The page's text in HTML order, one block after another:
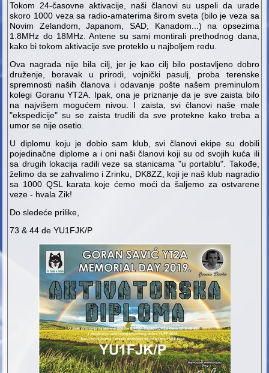
Tokom 24-časovne aktivacije, naši članovi su uspeli da urade
skoro 1000 veza sa radio-amaterima širom sveta (bilo je veza sa
Novim Zelandom, Japanom, SAD, Kanadom...) na opsezima
1.8MHz do 18MHz. Antene su sami montirali prethodnog dana,
kako bi tokom aktivacije sve proteklo u najboljem redu.
Ova nagrada nije bila cilj, jer je kao cilj bilo postavljeno dobro
druženje, boravak u prirodi, vojnički pasulj, proba terenske
spremnosti naših članova i odavanje pošte našem preminulom
kolegi Goranu YT2A. Ipak, ona je priznanje da je sve zaista bilo
na najvišem mogućem nivou. I zaista, svi članovi naše male
"ekspedicije" su se zaista trudili da sve protekne kako treba a
umor se nije osetio.
U diplomu koju je dobio sam klub, svi članovi ekipe su dobili
pojedinačne diplome a i oni naši članovi koji su od svojih kuća ili
sa drugih lokacija radili veze sa stanicama "u portablu". Takođe,
želimo da se zahvalimo i Zrinku, DK8ZZ, koji je naš klub nagradio
sa 1000 QSL karata koje ćemo moći da šaljemo za ostvarene
veze - hvala Zik!
Do sledeće prilike,
73 & 44 de YU1FJK/P